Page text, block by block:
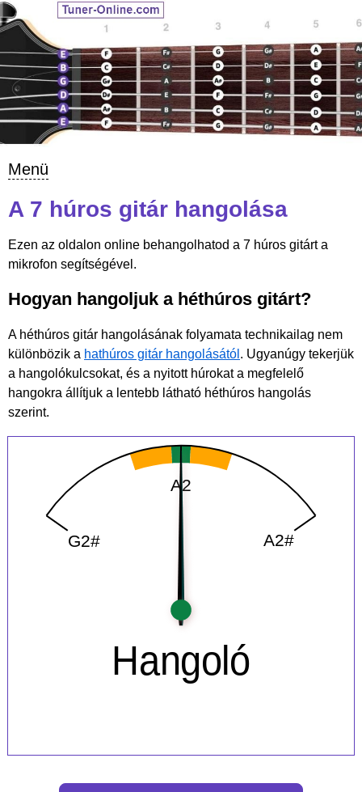
Menü
A 7 húros gitár hangolása
Ezen az oldalon online behangolhatod a 7 húros gitárt a
mikrofon segítségével.
Hogyan hangoljuk a héthúros gitárt?
A héthúros gitár hangolásának folyamata technikailag nem
különbözik a hathúros gitár hangolásától . Ugyanúgy tekerjük
a hangolókulcsokat, és a nyitott húrokat a megfelelő
hangokra állítjuk a lentebb látható héthúros hangolás
szerint.